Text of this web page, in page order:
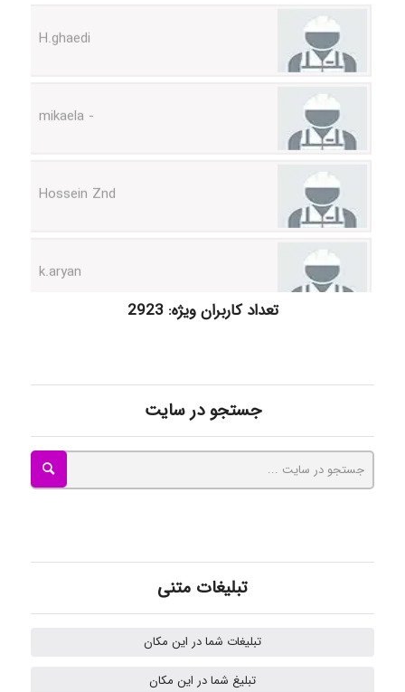
Radman Amini
Mohammad
akhtar shahsavandi
تعداد کاربران ویژه: 2923
جستجو در سایت
تبلیغات متنی
تبلیغات شما در این مکان
تبلیغ شما در این مکان